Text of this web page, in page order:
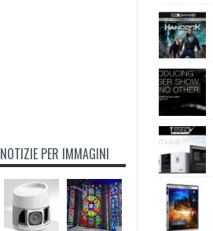
NOTIZIE PER IMMAGINI